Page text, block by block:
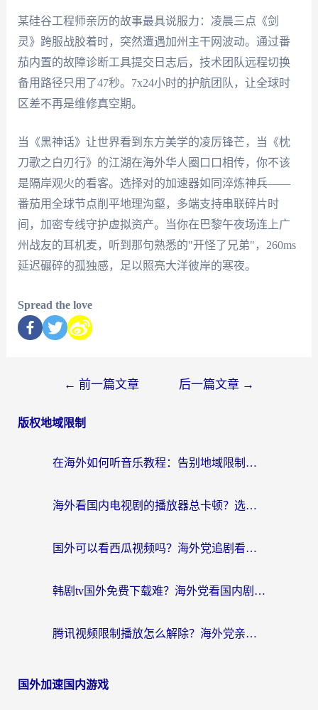
某硅谷工程师亲历的故事最具说服力：凌晨三点《剑
灵》跨服战胶着时，突然遭遇加州主干网波动。通过番
茄内置的故障诊断工具提交日志后，技术团队远程切换
备用路径只用了47秒。7x24小时的护航团队，让全球时
区差不再是维修真空期。
当《黑神话》让世界看到东方美学的凌厉锋芒，当《枕
刀歌之白刃行》的江湖在海外华人圈口口相传，你不该
是隔岸观火的看客。选择对的加速器如同淬炼神兵——
番茄用全球节点削平地理沟壑，多端支持串联碎片时
间，加密专线守护虚拟资产。当你在巴黎午夜场连上广
州战友的耳机麦，听到那句熟悉的"开怪了兄弟"，260ms
延迟碾碎的孤独感，足以照亮大洋彼岸的寒夜。
Spread the love
← 前一篇文章 后一篇文章 →
版权地域限制
在海外如何听音乐教程：告别地域限制，随时听见国内的声音
海外看国内电视剧的播放器总卡顿？选对回国加速器才是关键
国外可以看西瓜视频吗？海外党追剧看片的终极解决方案
韩剧tv国外免费下载难？海外党看国内剧的加速器选择指南（附实用技巧）
腾讯视频限制播放怎么解除？海外党亲测有效的回国加速指南
国外加速国内游戏